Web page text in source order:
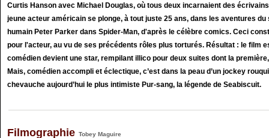
Curtis Hanson avec Michael Douglas, où tous deux incarnaient des
jeune acteur américain se plonge, à tout juste 25 ans, dans les aventures
humain Peter Parker dans Spider-Man, d'après le célèbre comics. Ceci
pour l'acteur, au vu de ses précédents rôles plus torturés. Résultat : le film
comédien devient une star, rempilant illico pour deux suites dont la
Mais, comédien accompli et éclectique, c’est dans la peau d’un jockey
chevauche aujourd’hui le plus intimiste Pur-sang, la légende de Seabiscuit.
Filmographie Tobey Maguire